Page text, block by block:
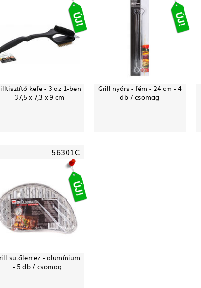
kefe - 3 az 1-ben
- 37,5 x 7,3 x 9 cm
Grill nyárs - fém - 24 cm - 4
db / csomag
56301C
sütőlemez - alumínium
- 5 db / csomag